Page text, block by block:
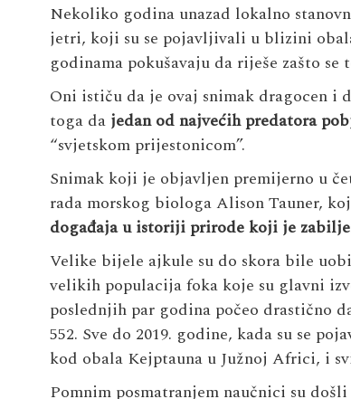
Nekoliko godina unazad lokalno
jetri, koji su se pojavljivali u blizini
godinama pokušavaju da riješe zašto se
Oni ističu da je ovaj snimak dragocen i
toga dajedan od najvećih predatora pob
“svjetskom prijestonicom”.
Snimak koji je objavljen premijerno u
rada morskog biologa Alison Tauner,
događaja u istoriji prirode koji je zabilj
Velike bijele ajkule su do skora bile
velikih populacija foka koje su glavni
poslednjih par godina počeo drastično
552. Sve do 2019. godine, kada su se
kod obala Kejptauna u Južnoj Africi, i
Pomnim posmatranjem naučnici su